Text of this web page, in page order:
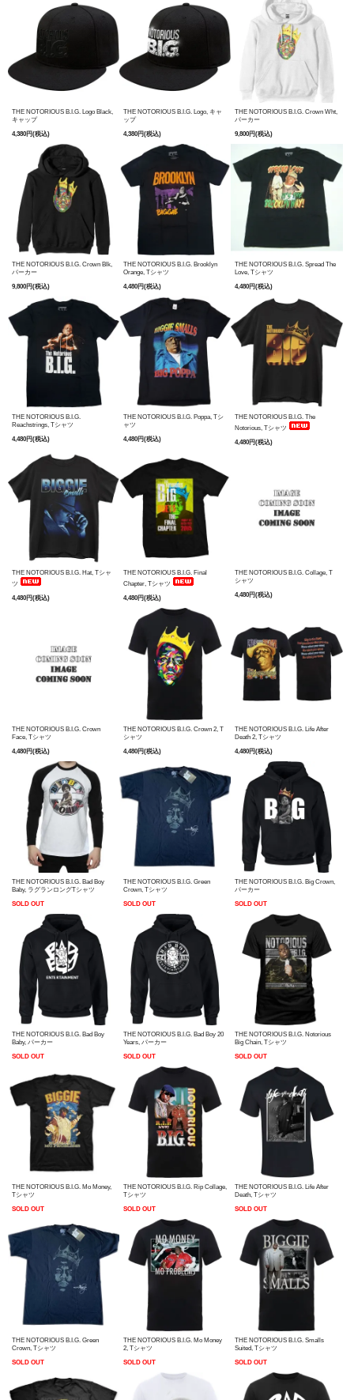
THE NOTORIOUS B.I.G. Logo Black,
キャップ
4,380円(税込)
THE NOTORIOUS B.I.G. Logo, キャ
ップ
4,380円(税込)
THE NOTORIOUS B.I.G. Crown Wht,
パーカー
9,800円(税込)
THE NOTORIOUS B.I.G. Crown Blk,
パーカー
9,800円(税込)
THE NOTORIOUS B.I.G. Brooklyn
Orange, Tシャツ
4,480円(税込)
THE NOTORIOUS B.I.G. Spread The
Love, Tシャツ
4,480円(税込)
THE NOTORIOUS B.I.G.
Reachstrings, Tシャツ
4,480円(税込)
THE NOTORIOUS B.I.G. Poppa, Tシ
ャツ
4,480円(税込)
THE NOTORIOUS B.I.G. The
Notorious, Tシャツ
4,480円(税込)
THE NOTORIOUS B.I.G. Hat, Tシャ
ツ
4,480円(税込)
THE NOTORIOUS B.I.G. Final
Chapter, Tシャツ
4,480円(税込)
THE NOTORIOUS B.I.G. Collage, T
シャツ
4,480円(税込)
THE NOTORIOUS B.I.G. Crown
Face, Tシャツ
4,480円(税込)
THE NOTORIOUS B.I.G. Crown 2, T
シャツ
4,480円(税込)
THE NOTORIOUS B.I.G. Life After
Death 2, Tシャツ
4,480円(税込)
THE NOTORIOUS B.I.G. Bad Boy
Baby, ラグランロングTシャツ
SOLD OUT
THE NOTORIOUS B.I.G. Green
Crown, Tシャツ
SOLD OUT
THE NOTORIOUS B.I.G. Big Crown,
パーカー
SOLD OUT
THE NOTORIOUS B.I.G. Bad Boy
Baby, パーカー
SOLD OUT
THE NOTORIOUS B.I.G. Bad Boy 20
Years, パーカー
SOLD OUT
THE NOTORIOUS B.I.G. Notorious
Big Chain, Tシャツ
SOLD OUT
THE NOTORIOUS B.I.G. Mo Money,
Tシャツ
SOLD OUT
THE NOTORIOUS B.I.G. Rip Collage,
Tシャツ
SOLD OUT
THE NOTORIOUS B.I.G. Life After
Death, Tシャツ
SOLD OUT
THE NOTORIOUS B.I.G. Green
Crown, Tシャツ
SOLD OUT
THE NOTORIOUS B.I.G. Mo Money
2, Tシャツ
SOLD OUT
THE NOTORIOUS B.I.G. Smalls
Suited, Tシャツ
SOLD OUT